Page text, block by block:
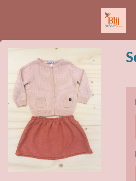
naar
hoofdinhoud